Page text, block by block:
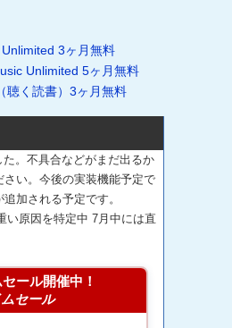
Unlimited 3ヶ月無料
Unlimited 5ヶ月無料
聴く読書）3ヶ月無料
。不具合などがまだ出るか
さい。今後の実装機能予定で
加される予定です。
い原因を特定中 7月中には直
ール開催中！
セール